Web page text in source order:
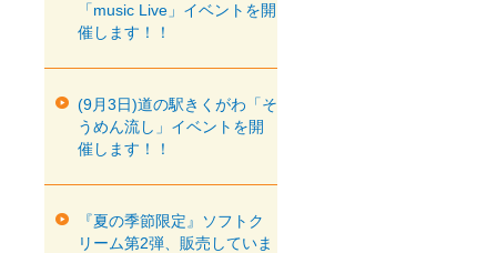
「music Live」イベントを開
催します！！
(9月3日)道の駅きくがわ「そ
うめん流し」イベントを開
催します！！
『夏の季節限定』ソフトク
リーム第2弾、販売していま